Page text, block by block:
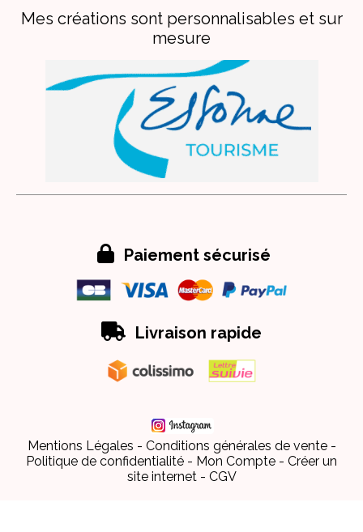
Mes créations sont personnalisables et sur
mesure
 Paiement sécurisé
 Livraison rapide
Mentions Légales
Conditions générales de vente
Politique de confidentialité
Mon Compte
Créer un
site internet
CGV